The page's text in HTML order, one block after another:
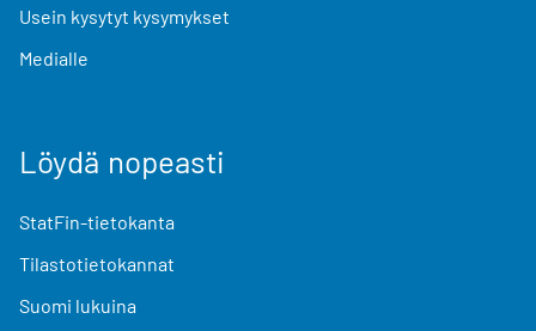
Usein kysytyt kysymykset
Medialle
Löydä nopeasti
StatFin-tietokanta
Tilastotietokannat
Suomi lukuina